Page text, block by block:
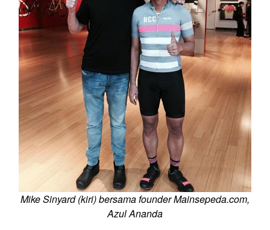
Mike Sinyard (kiri) bersama founder Mainsepeda.com,
Azul Ananda